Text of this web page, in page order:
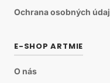
Ochrana osobných
E-SHOP ARTMIE
O nás